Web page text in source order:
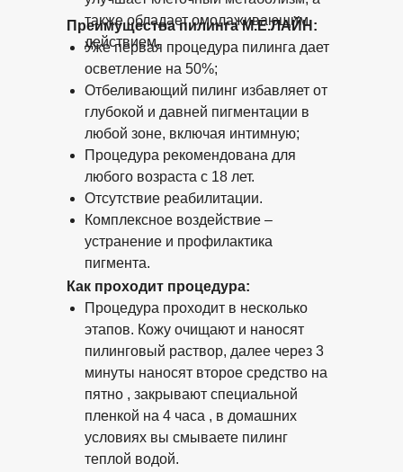
также обладает омолаживающим
действием.
Как проходит процедура:
Процедура проходит в несколько
этапов. Кожу очищают и наносят
пилинговый раствор, далее через 3
минуты наносят второе средство на
пятно , закрывают специальной
пленкой на 4 часа , в домашних
условиях вы смываете пилинг
теплой водой.
Преимущества пилинга M.E.ЛАЙН:
Уже первая процедура пилинга дает
осветление на 50%;
Отбеливающий пилинг избавляет от
глубокой и давней пигментации в
любой зоне, включая интимную;
Процедура рекомендована для
любого возраста с 18 лет.
Отсутствие реабилитации.
Комплексное воздействие –
устранение и профилактика
пигмента.